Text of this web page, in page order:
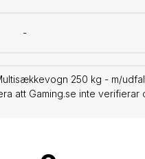
-
250 kg - m/
att Gaming.se inte